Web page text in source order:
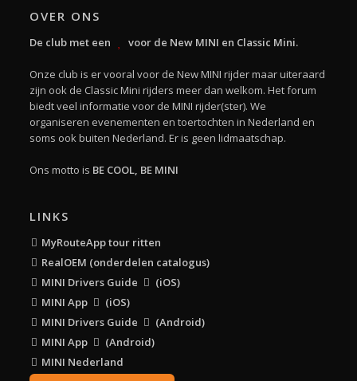
OVER ONS
De club met een voor de New MINI en Classic Mini.
Onze club is er vooral voor de New MINI rijder maar uiteraard
zijn ook de Classic Mini rijders meer dan welkom. Het forum
biedt veel informatie voor de MINI rijder(ster). We
organiseren evenementen en toertochten in Nederland en
soms ook buiten Nederland. Er is geen lidmaatschap.
Ons motto is BE COOL, BE MINI
LINKS
MyRouteApp tour ritten
RealOEM (onderdelen catalogus)
MINI Drivers Guide
(iOS)
MINI App
(iOS)
MINI Drivers Guide
(Android)
MINI App
(Android)
MINI Nederland